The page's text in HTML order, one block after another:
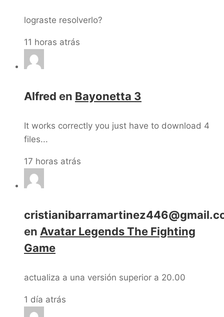
lograste resolverlo?
11 horas atrás
Alfred en Bayonetta 3
It works correctly you just have to download 4
files...
17 horas atrás
en Avatar Legends The Fighting
Game
actualiza a una versión superior a 20.00
1 día atrás